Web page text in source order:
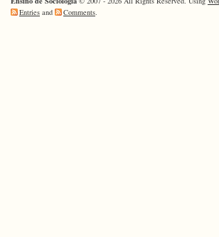
Entries and Comments.